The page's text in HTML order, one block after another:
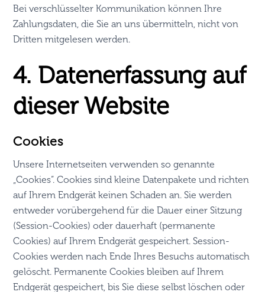
Bei verschlüsselter Kommunikation können Ihre
Zahlungsdaten, die Sie an uns übermitteln, nicht von
Dritten mitgelesen werden.
4. Datenerfassung auf
dieser Website
Cookies
Unsere Internetseiten verwenden so genannte
„Cookies“. Cookies sind kleine Datenpakete und richten
auf Ihrem Endgerät keinen Schaden an. Sie werden
entweder vorübergehend für die Dauer einer Sitzung
(Session-Cookies) oder dauerhaft (permanente
Cookies) auf Ihrem Endgerät gespeichert. Session-
Cookies werden nach Ende Ihres Besuchs automatisch
gelöscht. Permanente Cookies bleiben auf Ihrem
Endgerät gespeichert, bis Sie diese selbst löschen oder